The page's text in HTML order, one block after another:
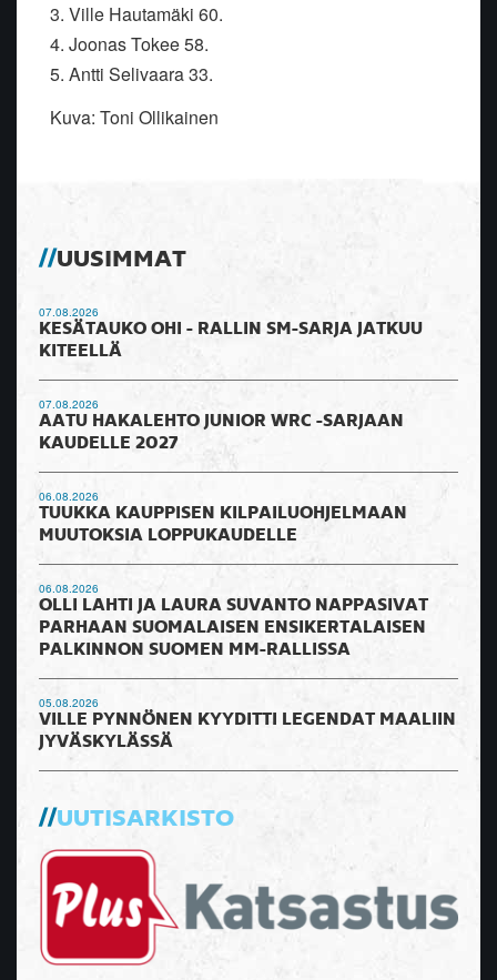
3. Ville Hautamäki 60.
4. Joonas Tokee 58.
5. Antti Selivaara 33.
Kuva: Toni Ollikainen
UUSIMMAT
07.08.2026
KESÄTAUKO OHI - RALLIN SM-SARJA JATKUU
KITEELLÄ
07.08.2026
AATU HAKALEHTO JUNIOR WRC -SARJAAN
KAUDELLE 2027
06.08.2026
TUUKKA KAUPPISEN KILPAILUOHJELMAAN
MUUTOKSIA LOPPUKAUDELLE
06.08.2026
OLLI LAHTI JA LAURA SUVANTO NAPPASIVAT
PARHAAN SUOMALAISEN ENSIKERTALAISEN
PALKINNON SUOMEN MM-RALLISSA
05.08.2026
VILLE PYNNÖNEN KYYDITTI LEGENDAT MAALIIN
JYVÄSKYLÄSSÄ
UUTISARKISTO